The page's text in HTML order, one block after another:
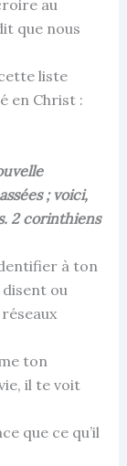
au
que nous
liste
en Christ :
; voici,
2 corinthiens
à ton
disent ou
ton
il te voit
que ce qu’il